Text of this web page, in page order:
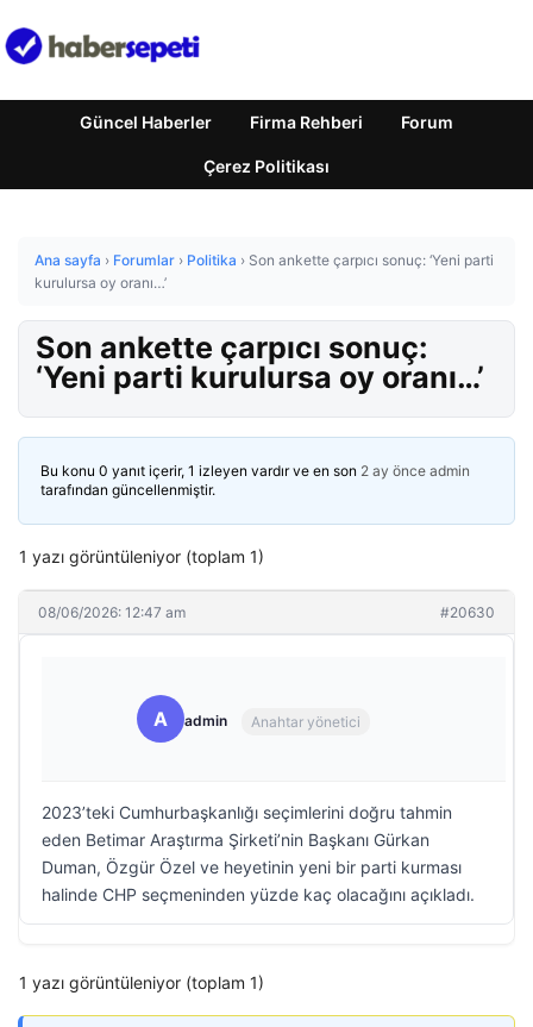
Güncel Haberler Firma Rehberi Forum
Çerez Politikası
Ana sayfa › Forumlar › Politika › Son ankette çarpıcı sonuç: ‘Yeni parti
kurulursa oy oranı…’
Son ankette çarpıcı sonuç:
‘Yeni parti kurulursa oy oranı…’
Bu konu 0 yanıt içerir, 1 izleyen vardır ve en son 2 ay önce admin
tarafından güncellenmiştir.
1 yazı görüntüleniyor (toplam 1)
08/06/2026: 12:47 am #20630
A admin Anahtar yönetici
2023’teki Cumhurbaşkanlığı seçimlerini doğru tahmin
eden Betimar Araştırma Şirketi’nin Başkanı Gürkan
Duman, Özgür Özel ve heyetinin yeni bir parti kurması
halinde CHP seçmeninden yüzde kaç olacağını açıkladı.
1 yazı görüntüleniyor (toplam 1)